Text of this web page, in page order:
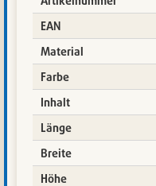
EAN
Material
Farbe
Inhalt
Länge
Breite
Höhe